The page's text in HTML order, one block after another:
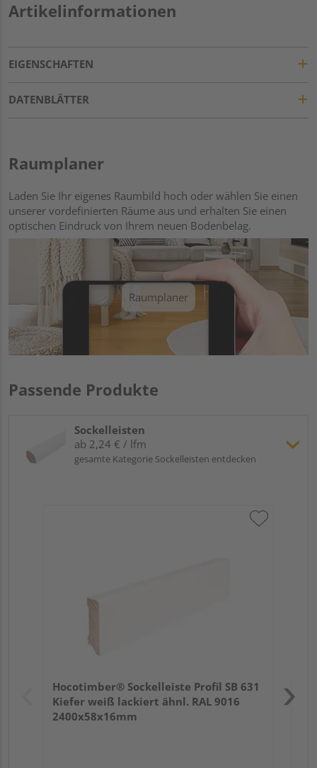
Artikelinformationen
EIGENSCHAFTEN
DATENBLÄTTER
Raumplaner
Laden Sie Ihr eigenes Raumbild hoch oder wählen Sie einen
unserer vordefinierten Räume aus und erhalten Sie einen
optischen Eindruck von Ihrem neuen Bodenbelag.
Raumplaner
Passende Produkte
Sockelleisten
ab 2,24 € / lfm
gesamte Kategorie Sockelleisten entdecken
Hocotimber® Sockelleiste Profil SB 631
Kiefer weiß lackiert ähnl. RAL 9016
2400x58x16mm